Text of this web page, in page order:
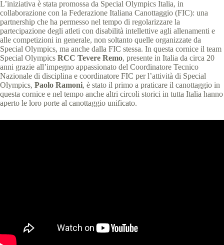
L’iniziativa è stata promossa da Special Olympics Italia, in
collaborazione con la Federazione Italiana Canottaggio (FIC): una
partnership che ha permesso nel tempo di regolarizzare la
partecipazione degli atleti con disabilità intellettive agli allenamenti e
alle competizioni in generale, non soltanto quelle organizzate da
Special Olympics, ma anche dalla FIC stessa. In questa cornice il team
Special Olympics RCC Tevere Remo, presente in Italia da circa 20
anni grazie all’impegno appassionato del Coordinatore Tecnico
Nazionale di disciplina e coordinatore FIC per l’attività di Special
Olympics, Paolo Ramoni, è stato il primo a praticare il canottaggio in
questa cornice e nel tempo anche altri circoli storici in tutta Italia hanno
aperto le loro porte al canottaggio unificato.